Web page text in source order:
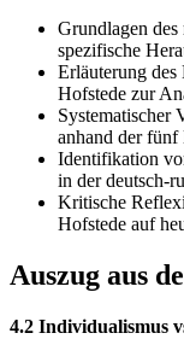
Grundlagen des
spezifische
Erläuterung
Hofstede zur
Systematischer
anhand der
Identifikation
in der deutsch-
Kritische
Hofstede auf
Auszug aus
4.2 Individualismus